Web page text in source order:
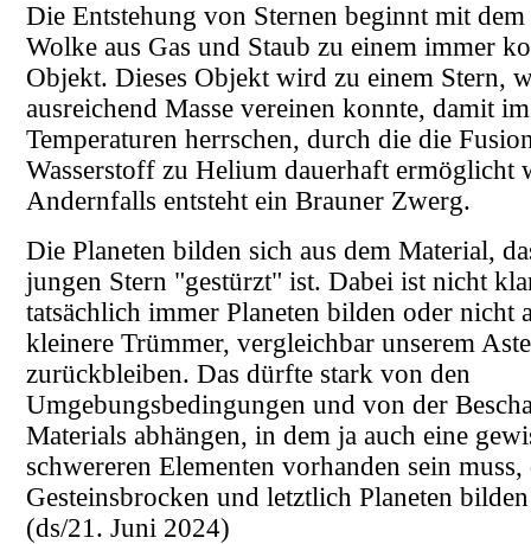
Die Entstehung von Sternen beginnt mit
Wolke aus Gas und Staub zu einem immer
Objekt. Dieses Objekt wird zu einem Stern,
ausreichend Masse vereinen konnte, damit
Temperaturen herrschen, durch die die
Wasserstoff zu Helium dauerhaft ermöglicht
Andernfalls entsteht ein Brauner Zwerg.
Die Planeten bilden sich aus dem Material,
jungen Stern "gestürzt" ist. Dabei ist nicht
tatsächlich immer Planeten bilden oder nicht
kleinere Trümmer, vergleichbar unserem
zurückbleiben. Das dürfte stark von den
Umgebungsbedingungen und von der
Materials abhängen, in dem ja auch eine
schwereren Elementen vorhanden sein
Gesteinsbrocken und letztlich Planeten
(ds/21. Juni 2024)